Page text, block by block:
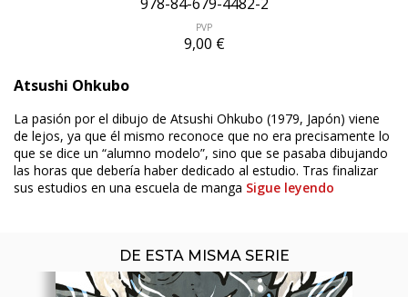
PVP
9,00 €
Atsushi Ohkubo
La pasión por el dibujo de Atsushi Ohkubo (1979, Japón) viene
de lejos, ya que él mismo reconoce que no era precisamente lo
que se dice un “alumno modelo”, sino que se pasaba dibujando
las horas que debería haber dedicado al estudio. Tras finalizar
sus estudios en una escuela de manga Sigue leyendo
DE ESTA MISMA SERIE